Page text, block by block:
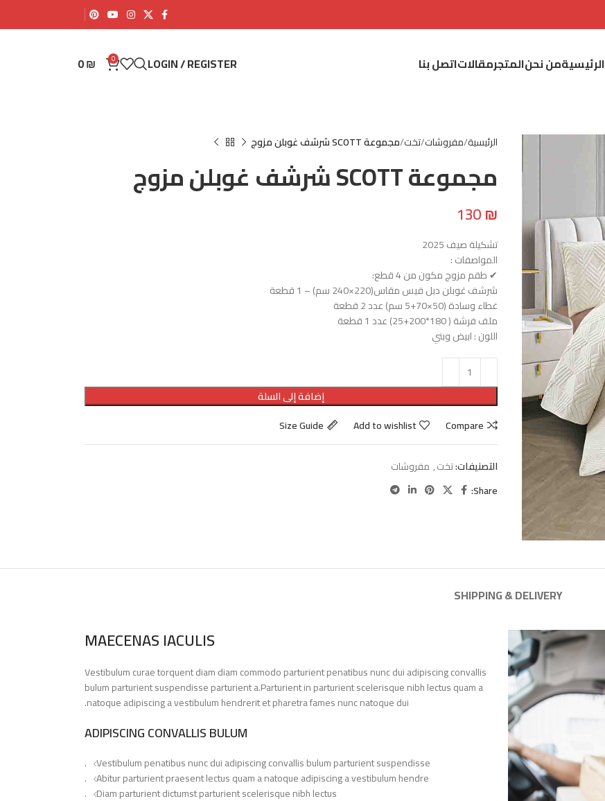
الرئيسيةمن نحنالمتجرمقالاتاتصل بنا LOGIN / REGISTER
0
0₪
الرئيسية مفروشات تخت مجموعة SCOTT شرشف غوبلن مزوج
مجموعة SCOTT شرشف غوبلن مزوج
130₪
تشكيلة صيف 2025
المواصفات :
✔ طقم مزوج مكون من 4 قطع:
شرشف غوبلن دبل فيس مقاس(220×240 سم) – 1 قطعة
غطاء وسادة (50×70+5 سم) عدد 2 قطعة
ملف فرشة ( 180*200+25) عدد 1 قطعة
اللون : ابيض وبني
إضافة إلى السلة
Compare
Add to wishlist
Size Guide
التصنيفات:تخت, مفروشات
Share:
SHIPPING & DELIVERY
MAECENAS IACULIS
Vestibulum curae torquent diam diam commodo parturient penatibus nunc dui adipiscing convallis
bulum parturient suspendisse parturient a.Parturient in parturient scelerisque nibh lectus quam a
natoque adipiscing a vestibulum hendrerit et pharetra fames nunc natoque dui.
ADIPISCING CONVALLIS BULUM
Vestibulum penatibus nunc dui adipiscing convallis bulum parturient suspendisse.
Abitur parturient praesent lectus quam a natoque adipiscing a vestibulum hendre.
Diam parturient dictumst parturient scelerisque nibh lectus.